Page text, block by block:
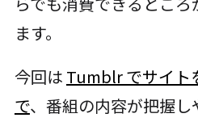
ます。
今回は Tumblr でサイト
で、番組の内容が把握